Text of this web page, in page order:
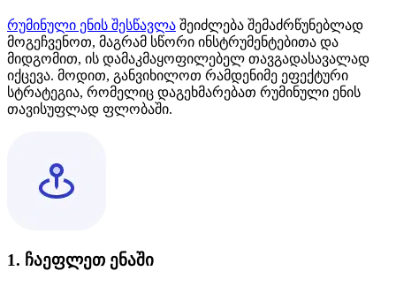
რუმინული ენის შესწავლა შეიძლება შემაძრწუნებლად
მოგეჩვენოთ, მაგრამ სწორი ინსტრუმენტებითა და
მიდგომით, ის დამაკმაყოფილებელ თავგადასავალად
იქცევა. მოდით, განვიხილოთ რამდენიმე ეფექტური
სტრატეგია, რომელიც დაგეხმარებათ რუმინული ენის
თავისუფლად ფლობაში.
1. ჩაეფლეთ ენაში